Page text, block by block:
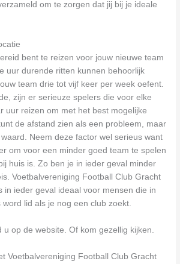
om te zorgen dat jij bij je ideale
bent te reizen voor jouw nieuwe team
uur durende ritten kunnen behoorlijk
team drie tot vijf keer per week oefent.
zijn er serieuze spelers die voor elke
uur reizen om met het best mogelijke
de afstand zien als een probleem, maar
Neem deze factor wel serieus want
om voor een minder goed team te spelen
huis is. Zo ben je in ieder geval minder
Voetbalvereniging Football Club Gracht
in ieder geval ideaal voor mensen die in
lid als je nog een club zoekt.
u op de website. Of kom gezellig kijken.
Voetbalvereniging Football Club Gracht